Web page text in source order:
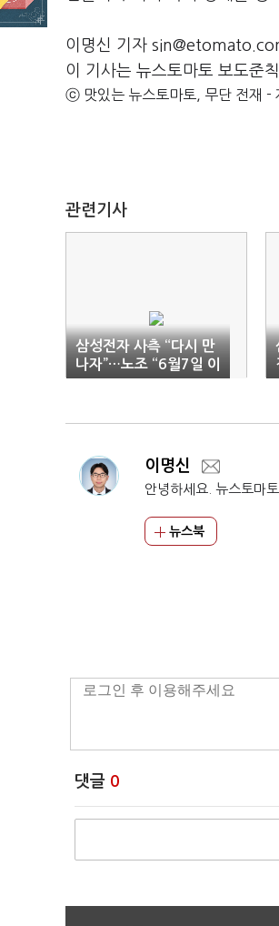
이명신 기자
이 기사는 뉴스토마토 보도준
ⓒ 맛있는 뉴스토마토, 무단 전재 -
관련기사
삼성전자 사측 “다시 만
나자”…노조 “6월7일 이
후 협의”
이명신
안녕하세요. 뉴스토마
뉴스북
댓글 0